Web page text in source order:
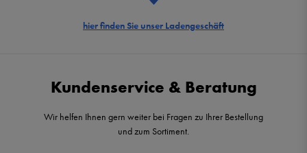
hier finden Sie unser Ladengeschäft
Kundenservice & Beratung
Wir helfen Ihnen gern weiter bei Fragen zu Ihrer Bestellung
und zum Sortiment.